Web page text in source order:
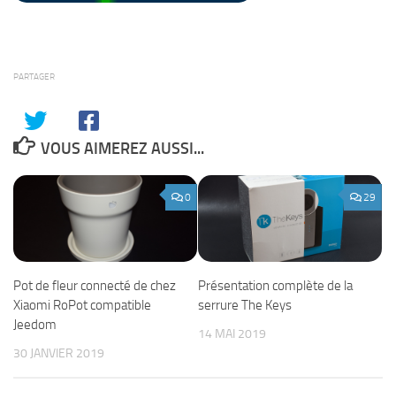
PARTAGER
VOUS AIMEREZ AUSSI...
0
Pot de fleur connecté de chez
Xiaomi RoPot compatible
Jeedom
30 JANVIER 2019
29
Présentation complète de la
serrure The Keys
14 MAI 2019